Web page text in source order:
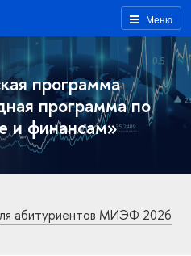
Меню
программа
программа по
и финансам»
абитуриентов МИЭФ 2026